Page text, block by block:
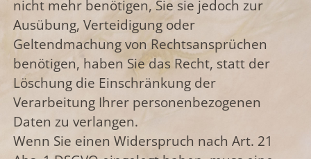
nicht mehr benötigen, Sie sie jedoch zur
Ausübung, Verteidigung oder
Geltendmachung von Rechtsansprüchen
benötigen, haben Sie das Recht, statt der
Löschung die Einschränkung der
Verarbeitung Ihrer personenbezogenen
Daten zu verlangen.
Wenn Sie einen Widerspruch nach Art. 21